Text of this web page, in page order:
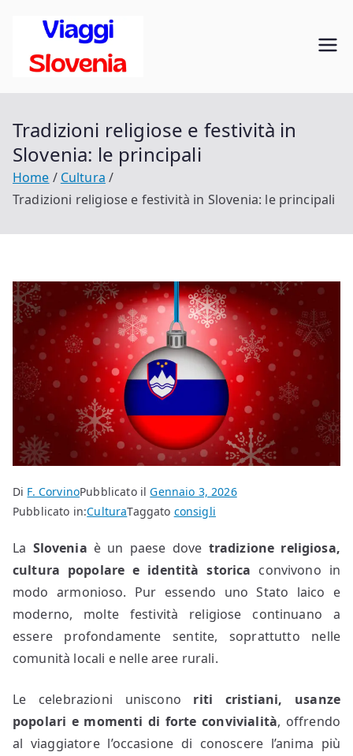
contenuto
Tradizioni religiose e festività in
Slovenia: le principali
Home
Cultura
Tradizioni religiose e festività in Slovenia: le principali
Di F. CorvinoPubblicato ilGennaio 3, 2026
Pubblicato in:CulturaTaggato consigli
La Slovenia è un paese dove tradizione religiosa,
cultura popolare e identità storica convivono in
modo armonioso. Pur essendo uno Stato laico e
moderno, molte festività religiose continuano a
essere profondamente sentite, soprattutto nelle
comunità locali e nelle aree rurali.
Le celebrazioni uniscono riti cristiani, usanze
popolari e momenti di forte convivialità, offrendo
al viaggiatore l’occasione di conoscere l’anima più